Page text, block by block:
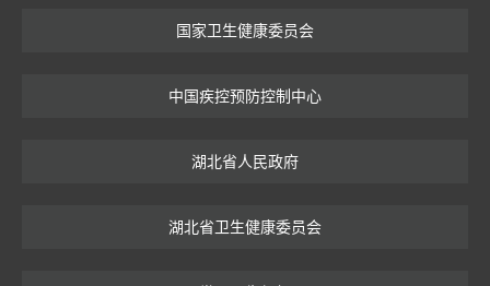
国家卫生健康委员会
中国疾控预防控制中心
湖北省人民政府
湖北省卫生健康委员会